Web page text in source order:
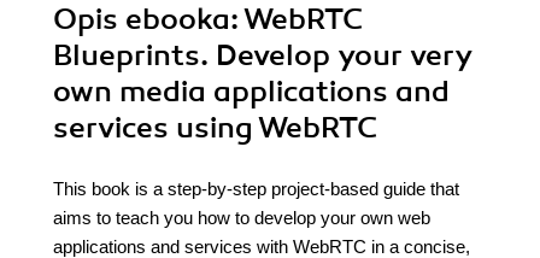
Opis ebooka: WebRTC
Blueprints. Develop your very
own media applications and
services using WebRTC
This book is a step-by-step project-based guide that
aims to teach you how to develop your own web
applications and services with WebRTC in a concise,